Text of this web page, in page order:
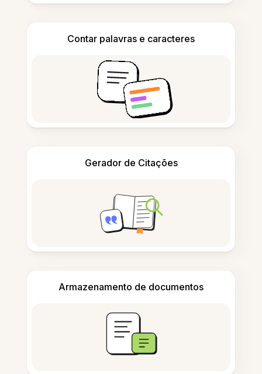
Contar palavras e caracteres
Gerador de Citações
Armazenamento de documentos